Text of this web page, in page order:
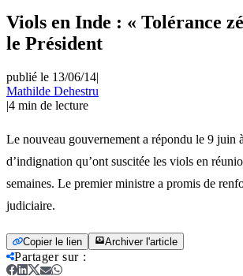
Viols en Inde : « Tolérance
le Président
publié le 13/06/14|
Mathilde Dehestru
|4 min de lecture
Le nouveau gouvernement a répondu le 9 juin
d’indignation qu’ont suscitée les viols en
semaines. Le premier ministre a promis de
judiciaire.
Copier le lien Archiver l'article
Partager sur: